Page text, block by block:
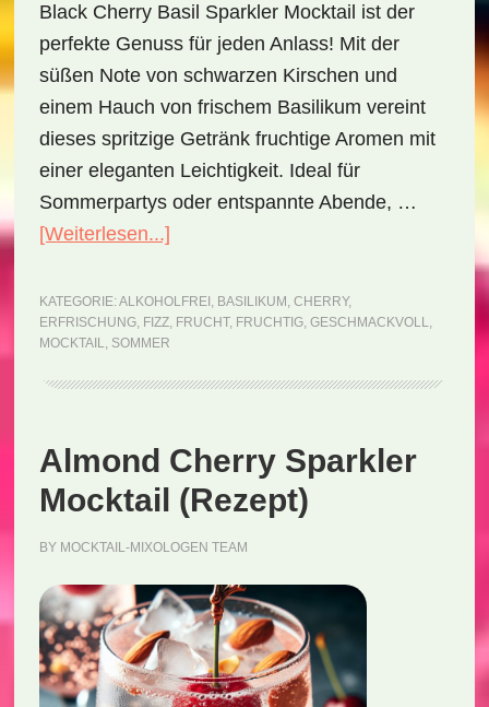
Black Cherry Basil Sparkler Mocktail ist der
perfekte Genuss für jeden Anlass! Mit der
süßen Note von schwarzen Kirschen und
einem Hauch von frischem Basilikum vereint
dieses spritzige Getränk fruchtige Aromen mit
einer eleganten Leichtigkeit. Ideal für
Sommerpartys oder entspannte Abende, …
[Weiterlesen...]ÜberBlack
Basil
Sparkler
(Rezept)
KATEGORIE: ALKOHOLFREI , BASILIKUM , CHERRY,
ERFRISCHUNG, FIZZ, FRUCHT, FRUCHTIG, GESCHMACKVOLL,
MOCKTAIL, SOMMER
Almond Cherry Sparkler
Mocktail (Rezept)
BY MOCKTAIL-MIXOLOGEN TEAM